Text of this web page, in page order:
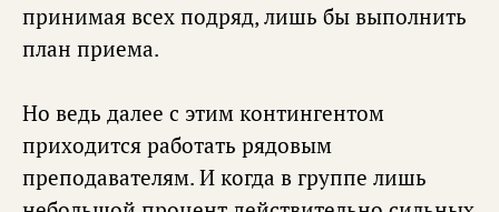
принимая всех подряд, лишь бы выполнить
план приема.
Но ведь далее с этим контингентом
приходится работать рядовым
преподавателям. И когда в группе лишь